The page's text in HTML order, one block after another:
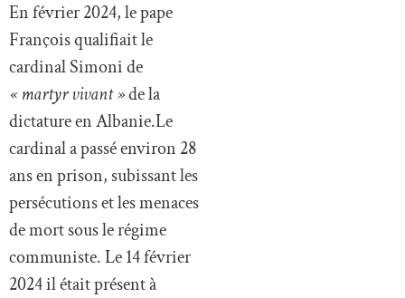
En février 2024, le pape
François qualifiait le
cardinal Simoni de
« martyr vivant »de la
dictature en Albanie.Le
cardinal a passé environ 28
ans en prison, subissant les
persécutions et les menaces
de mort sous le régime
communiste. Le 14 février
2024 il était présent à